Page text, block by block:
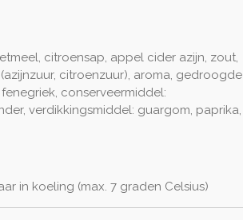
citroensap, appel cider azijn, zout,
citroenzuur), aroma, gedroogde
conserveermiddel:
verdikkingsmiddel: guargom, paprika,
in koeling (max. 7 graden Celsius)